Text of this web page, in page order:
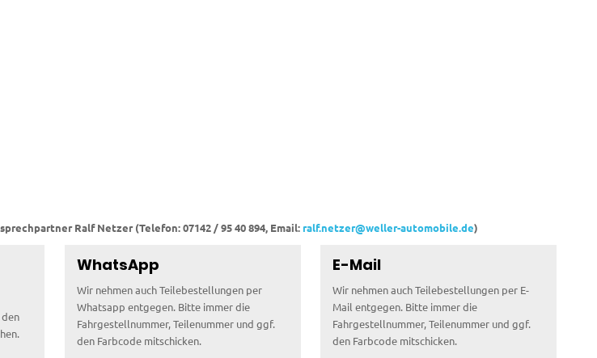
Ralf Netzer (Telefon: 07142 / 95 40 894, Email: ralf.netzer@weller-automobile.de)
WhatsApp
Wir nehmen auch Teilebestellungen per
Whatsapp entgegen. Bitte immer die
Fahrgestellnummer, Teilenummer und ggf.
den Farbcode mitschicken.
E-Mail
Wir nehmen auch Teilebestellungen per E-
Mail entgegen. Bitte immer die
Fahrgestellnummer, Teilenummer und ggf.
den Farbcode mitschicken.